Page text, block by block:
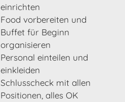
einrichten
Food vorbereiten und
Buffet für Beginn
organisieren
Personal einteilen und
einkleiden
Schlusscheck mit allen
Positionen, alles OK